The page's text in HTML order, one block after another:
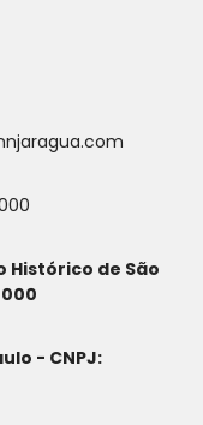
Histórico de São
- CNPJ: